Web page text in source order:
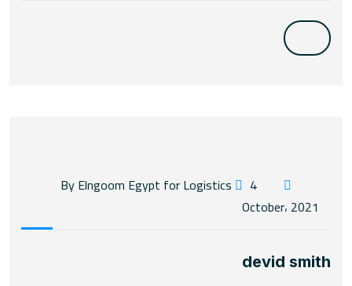
4
October، 2021
devid smith